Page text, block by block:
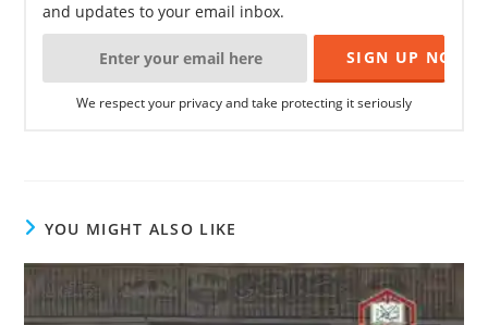
and updates to your email inbox.
We respect your privacy and take protecting it seriously
YOU MIGHT ALSO LIKE